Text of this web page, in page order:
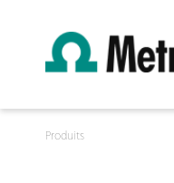
Produits